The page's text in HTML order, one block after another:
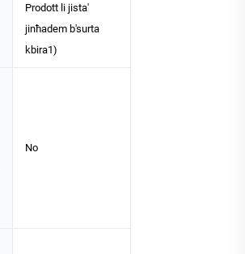
Prodott li jista'
jinħadem b'surta
kbira1)
No